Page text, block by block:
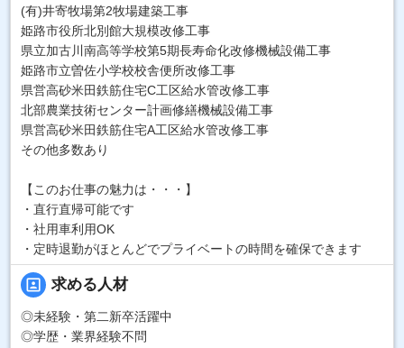
(有)井寄牧場第2牧場建築工事
姫路市役所北別館大規模改修工事
県立加古川南高等学校第5期長寿命化改修機械設備工事
姫路市立曽佐小学校校舎便所改修工事
県営高砂米田鉄筋住宅C工区給水管改修工事
北部農業技術センター計画修繕機械設備工事
県営高砂米田鉄筋住宅A工区給水管改修工事
その他多数あり
【このお仕事の魅力は・・・】
・直行直帰可能です
・社用車利用OK
・定時退勤がほとんどでプライベートの時間を確保できます
portrait 求める人材
◎未経験・第二新卒活躍中
◎学歴・業界経験不問